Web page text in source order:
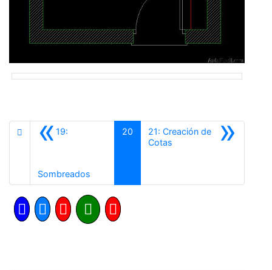
«19:
Sombreados
20 »
21: Creación de
Cotas